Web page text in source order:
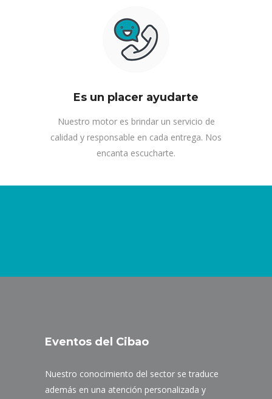
Es un placer ayudarte
Nuestro motor es brindar un servicio de
calidad y responsable en cada entrega. Nos
encanta escucharte.
Eventos del Cibao
Nuestro conocimiento del sector se traduce
además en una atención personalizada y